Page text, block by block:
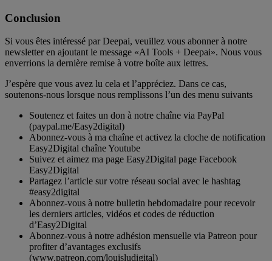
Conclusion
Si vous êtes intéressé par Deepai, veuillez vous abonner à notre
newsletter en ajoutant le message «AI Tools + Deepai». Nous vous
enverrions la dernière remise à votre boîte aux lettres.
J’espère que vous avez lu cela et l’appréciez. Dans ce cas,
soutenons-nous lorsque nous remplissons l’un des menu suivants
Soutenez et faites un don à notre chaîne via PayPal
(paypal.me/Easy2digital)
Abonnez-vous à ma chaîne et activez la cloche de notification
Easy2Digital chaîne Youtube
Suivez et aimez ma page Easy2Digital page Facebook
Easy2Digital
Partagez l’article sur votre réseau social avec le hashtag
#easy2digital
Abonnez-vous à notre bulletin hebdomadaire pour recevoir
les derniers articles, vidéos et codes de réduction
d’Easy2Digital
Abonnez-vous à notre adhésion mensuelle via Patreon pour
profiter d’avantages exclusifs
(www.patreon.com/louisludigital)